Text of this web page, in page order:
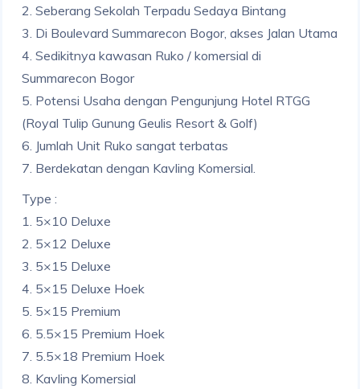
2. Seberang Sekolah Terpadu Sedaya Bintang
3. Di Boulevard Summarecon Bogor, akses Jalan Utama
4. Sedikitnya kawasan Ruko / komersial di
Summarecon Bogor
5. Potensi Usaha dengan Pengunjung Hotel RTGG
(Royal Tulip Gunung Geulis Resort & Golf)
6. Jumlah Unit Ruko sangat terbatas
7. Berdekatan dengan Kavling Komersial.
Type :
1. 5×10 Deluxe
2. 5×12 Deluxe
3. 5×15 Deluxe
4. 5×15 Deluxe Hoek
5. 5×15 Premium
6. 5.5×15 Premium Hoek
7. 5.5×18 Premium Hoek
8. Kavling Komersial